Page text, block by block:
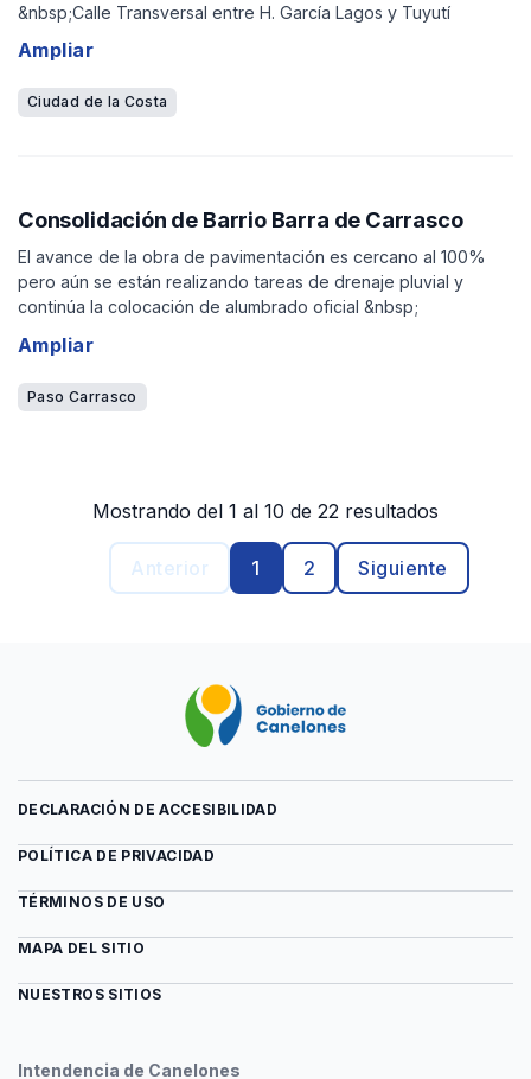
&nbsp;Calle Transversal entre H. García Lagos y Tuyutí
Ampliar
Ciudad de la Costa
Consolidación de Barrio Barra de Carrasco
El avance de la obra de pavimentación es cercano al 100%
pero aún se están realizando tareas de drenaje pluvial y
continúa la colocación de alumbrado oficial &nbsp;
Ampliar
Paso Carrasco
Mostrando del 1 al 10 de 22 resultados
Anterior 1 2 Siguiente
Intendencia de Canelones
DECLARACIÓN DE ACCESIBILIDAD
POLÍTICA DE PRIVACIDAD
TÉRMINOS DE USO
MAPA DEL SITIO
NUESTROS SITIOS